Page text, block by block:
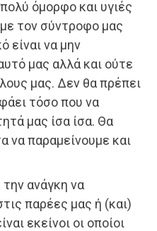
όμορφο και υγιές
τον σύντροφο μας
είναι να μην
μας αλλά και ούτε
μας. Δεν θα πρέπει
τόσο που να
μας ίσα ίσα. Θα
να παραμείνουμε και
ανάγκη να
παρέες μας ή (και)
εκείνοι οι οποίοι